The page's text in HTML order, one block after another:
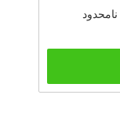
نامحدود